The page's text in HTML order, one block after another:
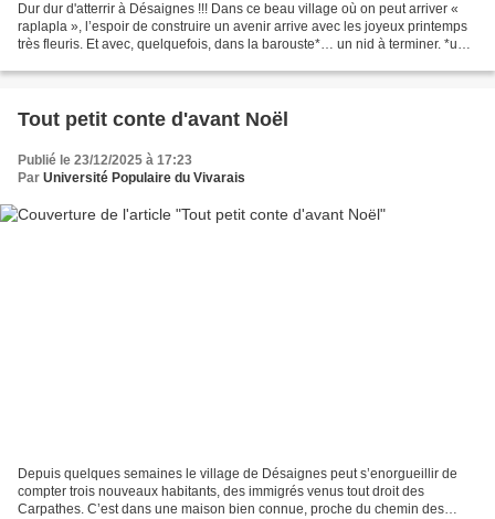
Dur dur d'atterrir à Désaignes !!! Dans ce beau village où on peut arriver «
raplapla », l’espoir de construire un avenir arrive avec les joyeux printemps
très fleuris. Et avec, quelquefois, dans la barouste*… un nid à terminer. *une
Tout petit conte d'avant Noël
Publié le 23/12/2025 à 17:23
Par Université Populaire du Vivarais
Depuis quelques semaines le village de Désaignes peut s’enorgueillir de
compter trois nouveaux habitants, des immigrés venus tout droit des
Carpathes. C’est dans une maison bien connue, proche du chemin des